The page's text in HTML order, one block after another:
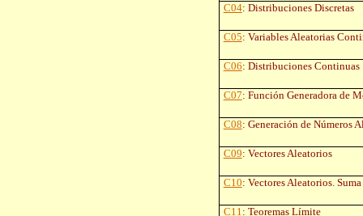
C04: Distribuciones Discretas
C05: Variables Aleatorias
C06: Distribuciones Continuas
C07: Función Generadora de
C08: Generación de Números
C09: Vectores Aleatorios
C10: Vectores Aleatorios.
C11 : Teoremas Límite